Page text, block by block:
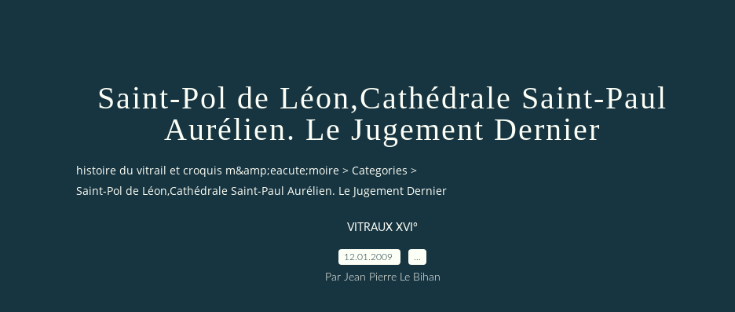
Saint-Pol de Léon,Cathédrale Saint-Paul
Aurélien. Le Jugement Dernier
histoire du vitrail et croquis m&amp;eacute;moire > Categories >
Saint-Pol de Léon,Cathédrale Saint-Paul Aurélien. Le Jugement Dernier
VITRAUX XVI°
12.01.2009
Par Jean Pierre Le Bihan